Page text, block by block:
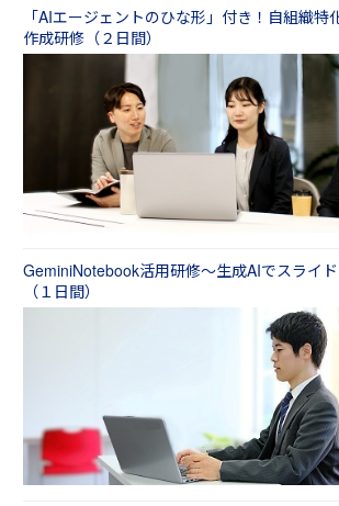
テーマ例④：マニュアル化により
からアプローチしたい場合
業務改善研修 ～マニュアル作成
務改善編（１日間）
テーマ例⑤：ミスを減らすことに
チしたい場合
オペレーションミス防止・事務ミ
業務改善研修 ～マニュアル作成
務改善編（１日間）
テーマ例③：ミスを減らすことに
チしたい場合
オペレーションミス防止・事務ミ
（１日間）
「AIエージェントのひな形」付き！自組織特
作成研修（２日間）
GeminiNotebook活用研修～生成AIでスライ
（１日間）